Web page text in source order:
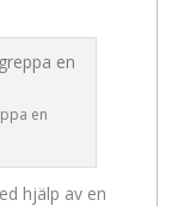
en
hjälp av en